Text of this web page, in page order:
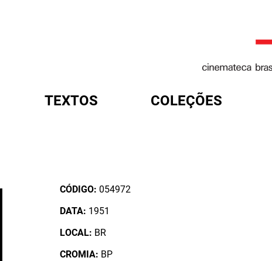
TEXTOS COLEÇÕES
CÓDIGO: 054972
DATA: 1951
LOCAL: BR
CROMIA: BP